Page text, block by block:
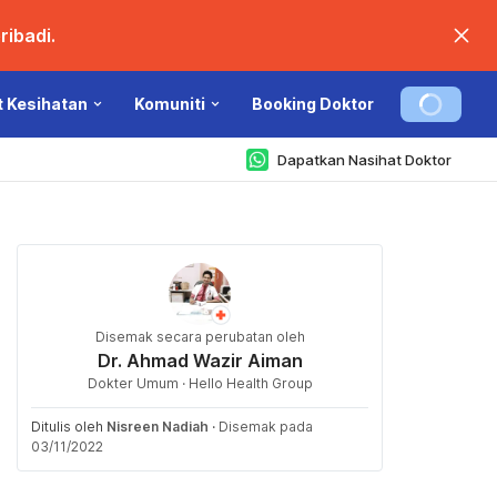
Kesihatan Komuniti Booking Doktor
Dapatkan Nasihat Doktor
Disemak secara perubatan oleh
Dr. Ahmad Wazir Aiman
Dokter Umum · Hello Health Group
Ditulis oleh Nisreen Nadiah · Disemak pada
03/11/2022